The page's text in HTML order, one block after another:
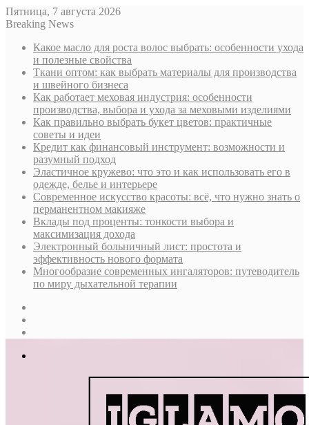
Пятница, 7 августа 2026
Breaking News
Какое масло для роста волос выбрать: особенности ухода
и полезные свойства
Ткани оптом: как выбрать материалы для производства
и швейного бизнеса
Как работает меховая индустрия: особенности
производства, выбора и ухода за меховыми изделиями
Как правильно выбрать букет цветов: практичные
советы и идеи
Кредит как финансовый инструмент: возможности и
разумный подход
Эластичное кружево: что это и как использовать его в
одежде, белье и интерьере
Современное искусство красоты: всё, что нужно знать о
перманентном макияже
Вклады под проценты: тонкости выбора и
максимизация дохода
Электронный больничный лист: простота и
эффективность нового формата
Многообразие современных ингаляторов: путеводитель
по миру дыхательной терапии